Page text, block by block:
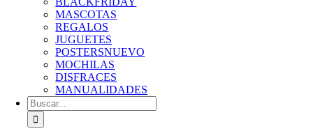
MASCOTAS
REGALOS
JUGUETES
POSTERSNUEVO
MOCHILAS
DISFRACES
MANUALIDADES
Buscar: